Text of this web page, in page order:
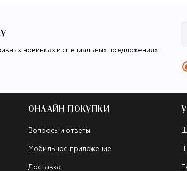
новинках и специальных предложениях
ОНЛАЙН ПОКУПКИ
Вопросы и ответы
Мобильное приложение
Доставка